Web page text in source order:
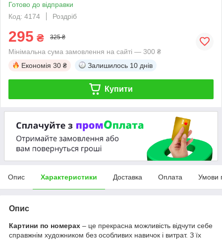
Готово до відправки
Код: 4174
Роздріб
295 ₴ 325 ₴
Мінімальна сума замовлення на сайті — 300 ₴
Економія 30 ₴ Залишилось 10 днів
Купити
Опис Характеристики Доставка Оплата Умови
Опис
Картини по номерах – це прекрасна можливість відчути себе
справжнім художником без особливих навичок і витрат. З їх